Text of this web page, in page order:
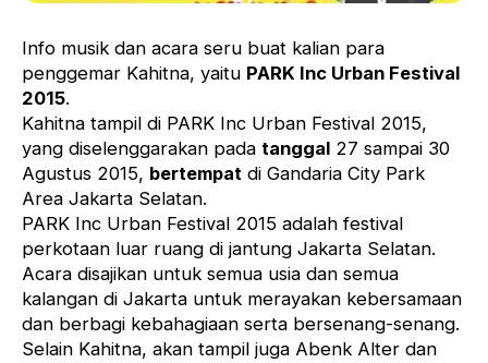
Info musik dan acara seru buat kalian para
penggemar Kahitna, yaitu PARK Inc Urban Festival
2015.
Kahitna tampil di PARK Inc Urban Festival 2015,
yang diselenggarakan pada tanggal 27 sampai 30
Agustus 2015, bertempat di Gandaria City Park
Area Jakarta Selatan.
PARK Inc Urban Festival 2015 adalah festival
perkotaan luar ruang di jantung Jakarta Selatan.
Acara disajikan untuk semua usia dan semua
kalangan di Jakarta untuk merayakan kebersamaan
dan berbagi kebahagiaan serta bersenang-senang.
Selain Kahitna, akan tampil juga Abenk Alter dan